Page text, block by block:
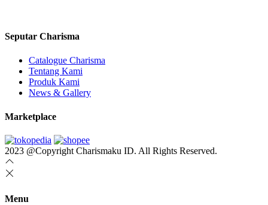
Seputar Charisma
Catalogue Charisma
Tentang Kami
Produk Kami
News & Gallery
Marketplace
2023 @Copyright Charismaku ID. All Rights Reserved.
Menu